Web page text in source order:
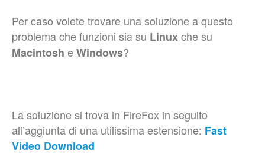
Per caso volete trovare una soluzione a questo
problema che funzioni sia su Linuxche su
Macintosh eWindows?
La soluzione si trova in FireFox in seguito
all’aggiunta di una utilissima estensione: Fast
Video Download